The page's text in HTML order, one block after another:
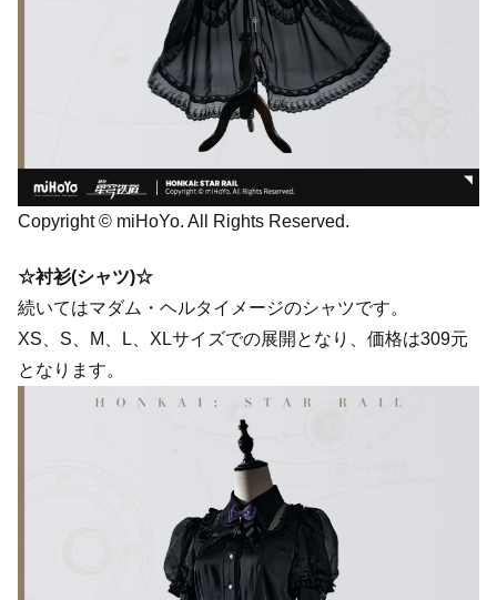
Copyright © miHoYo. All Rights Reserved.
☆衬衫(シャツ)☆
続いてはマダム・ヘルタイメージのシャツです。
XS、S、M、L、XLサイズでの展開となり、価格は309元
となります。